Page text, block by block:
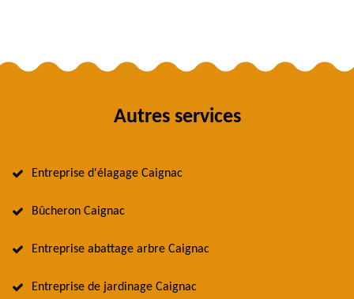
Autres services
Entreprise d'élagage Caignac
Bûcheron Caignac
Entreprise abattage arbre Caignac
Entreprise de jardinage Caignac